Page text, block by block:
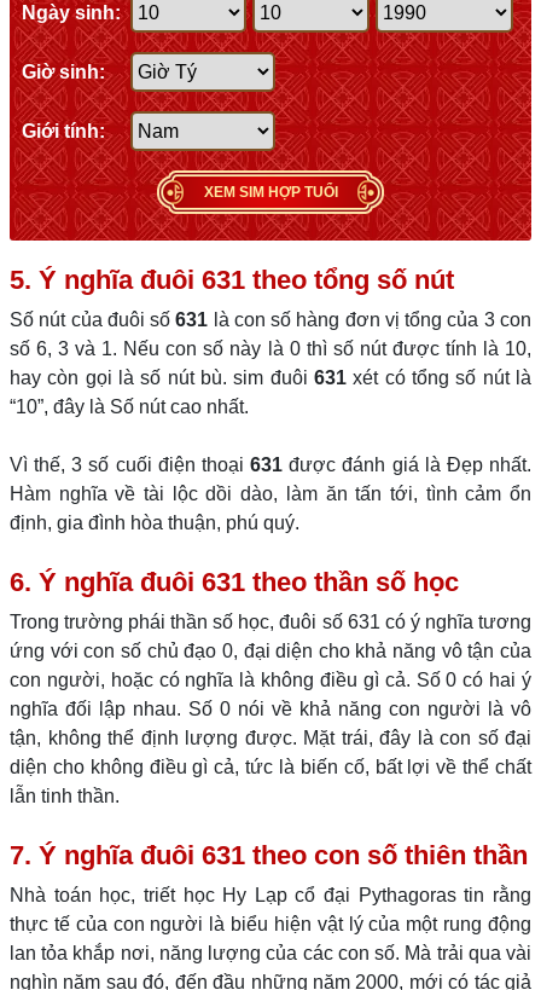
Ngày sinh:
Giờ sinh:
Giới tính:
XEM SIM HỢP TUỔI
5. Ý nghĩa đuôi 631 theo tổng số nút
Số nút của đuôi số631 là con số hàng đơn vị tổng của 3 con
số 6, 3 và 1. Nếu con số này là 0 thì số nút được tính là 10,
hay còn gọi là số nút bù. sim đuôi 631 xét có tổng số nút là
“10”, đây là Số nút cao nhất.
Vì thế, 3 số cuối điện thoại631 được đánh giá là Đẹp nhất.
Hàm nghĩa về tài lộc dồi dào, làm ăn tấn tới, tình cảm ổn
định, gia đình hòa thuận, phú quý.
6. Ý nghĩa đuôi 631 theo thần số học
Trong trường phái thần số học, đuôi số 631 có ý nghĩa tương
ứng với con số chủ đạo 0, đại diện cho khả năng vô tận của
con người, hoặc có nghĩa là không điều gì cả. Số 0 có hai ý
nghĩa đối lập nhau. Số 0 nói về khả năng con người là vô
tận, không thể định lượng được. Mặt trái, đây là con số đại
diện cho không điều gì cả, tức là biến cố, bất lợi về thể chất
lẫn tinh thần.
7. Ý nghĩa đuôi 631 theo con số thiên thần
Nhà toán học, triết học Hy Lạp cổ đại Pythagoras tin rằng
thực tế của con người là biểu hiện vật lý của một rung động
lan tỏa khắp nơi, năng lượng của các con số. Mà trải qua vài
nghìn năm sau đó, đến đầu những năm 2000, mới có tác giả